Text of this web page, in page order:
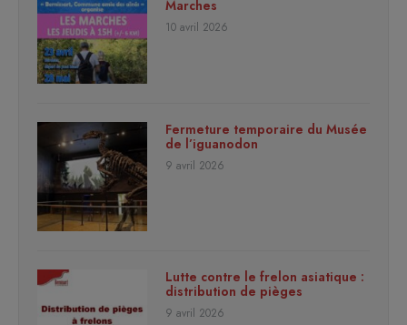
Marches
10 avril 2026
Fermeture temporaire du Musée
de l’iguanodon
9 avril 2026
Lutte contre le frelon asiatique :
distribution de pièges
9 avril 2026